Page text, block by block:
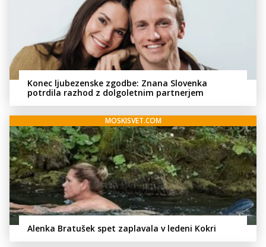
Konec ljubezenske zgodbe: Znana Slovenka
potrdila razhod z dolgoletnim partnerjem
MOSKISVET.COM
Alenka Bratušek spet zaplavala v ledeni Kokri